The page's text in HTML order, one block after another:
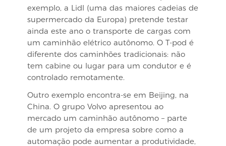
exemplo, a Lidl (uma das maiores cadeias de
supermercado da Europa) pretende testar
ainda este ano o transporte de cargas com
um caminhão elétrico autônomo. O T-pod é
diferente dos caminhões tradicionais: não
tem cabine ou lugar para um condutor e é
controlado remotamente.
Outro exemplo encontra-se em Beijing, na
China. O grupo Volvo apresentou ao
mercado um caminhão autônomo – parte
de um projeto da empresa sobre como a
automação pode aumentar a produtividade,